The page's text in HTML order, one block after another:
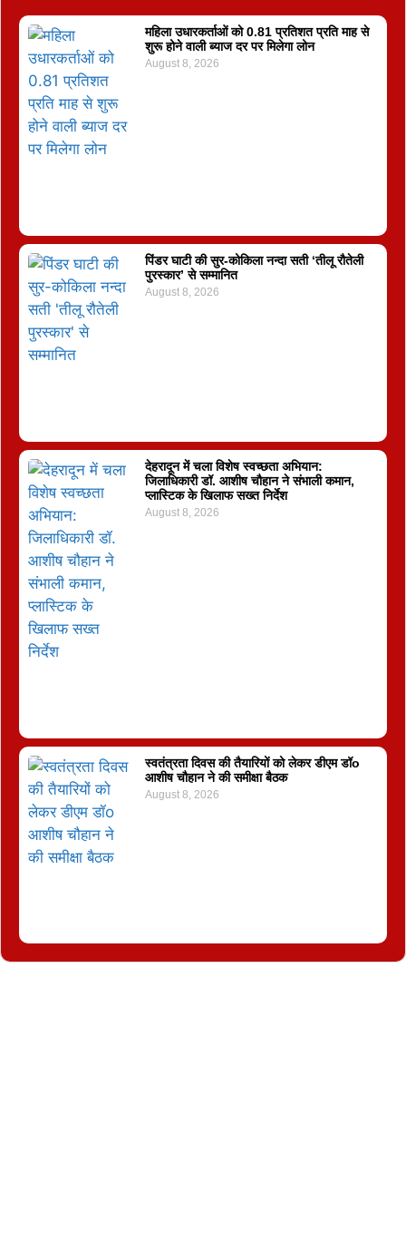
महिला उधारकर्ताओं को 0.81 प्रतिशत प्रति माह से
शुरू होने वाली ब्याज दर पर मिलेगा लोन
August 8, 2026
पिंडर घाटी की सुर-कोकिला नन्दा सती ‘तीलू रौतेली
पुरस्कार’ से सम्मानित
August 8, 2026
देहरादून में चला विशेष स्वच्छता अभियान:
जिलाधिकारी डॉ. आशीष चौहान ने संभाली कमान,
प्लास्टिक के खिलाफ सख्त निर्देश
August 8, 2026
स्वतंत्रता दिवस की तैयारियों को लेकर डीएम डॉo
आशीष चौहान ने की समीक्षा बैठक
August 8, 2026